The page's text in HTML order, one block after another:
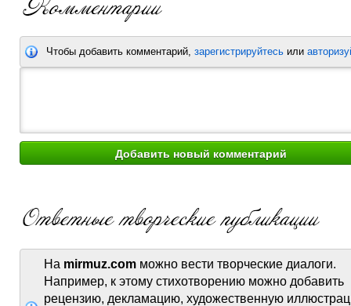
Чтобы добавить комментарий, зарегистрируйтесь или
На mirmuz.com можно вести творческие диалоги.
Например, к этому стихотворению можно добавить
рецензию, декламацию, художественную